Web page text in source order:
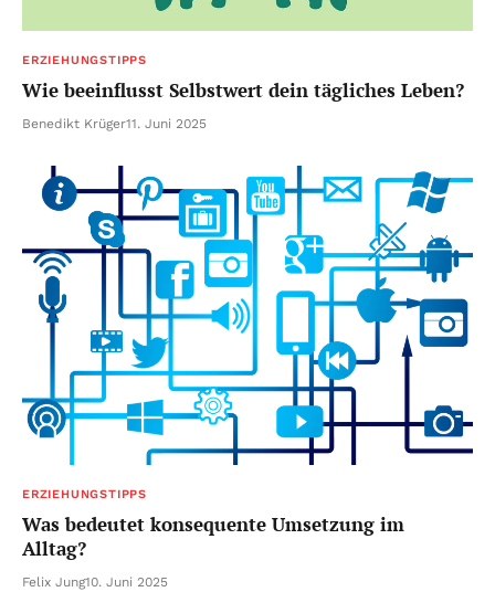
ERZIEHUNGSTIPPS
Wie beeinflusst Selbstwert dein tägliches Leben?
Benedikt Krüger11. Juni 2025
ERZIEHUNGSTIPPS
Was bedeutet konsequente Umsetzung im
Alltag?
Felix Jung10. Juni 2025